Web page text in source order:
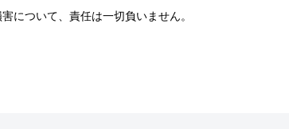
について、責任は一切負いません。